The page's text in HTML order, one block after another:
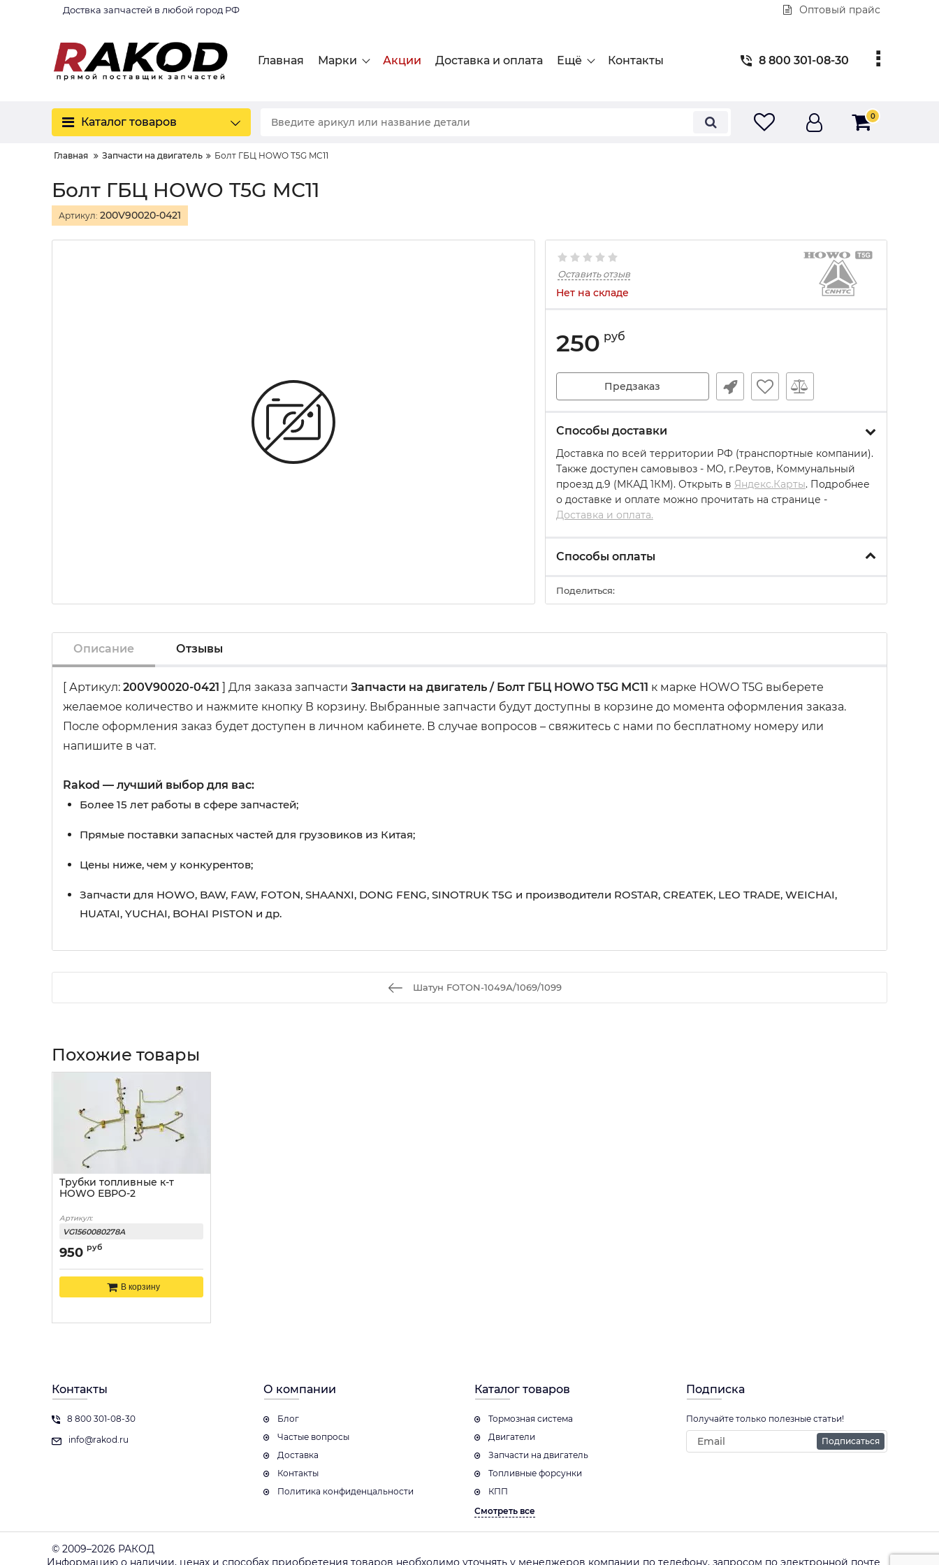
Доствка запчастей в любой город РФ Оптовый прайс
Главная Марки Акции Доставка и оплата Ещё Контакты 8 800 301-08-30
Каталог товаров 0
Главная Запчасти на двигатель Болт ГБЦ HOWO T5G MC11
Болт ГБЦ HOWO T5G MC11
Артикул: 200V90020-0421
Оставить отзыв
Нет на складе
250 руб
Предзаказ
Способы доставки
Доставка по всей территории РФ (транспортные компании).
Также доступен самовывоз - МО, г.Реутов, Коммунальный
проезд д.9 (МКАД 1КМ). Открыть в Яндекс.Карты. Подробнее
о доставке и оплате можно прочитать на странице -
Доставка и оплата.
Способы оплаты
Поделиться:
Описание Отзывы
[ Артикул: 200V90020-0421 ] Для заказа запчасти Запчасти на двигатель / Болт ГБЦ HOWO T5G MC11 к марке HOWO T5G выберете
желаемое количество и нажмите кнопку В корзину. Выбранные запчасти будут доступны в корзине до момента оформления заказа.
После оформления заказ будет доступен в личном кабинете. В случае вопросов – свяжитесь с нами по бесплатному номеру или
напишите в чат.
Rakod — лучший выбор для вас:
Более 15 лет работы в сфере запчастей;
Прямые поставки запасных частей для грузовиков из Китая;
Цены ниже, чем у конкурентов;
Запчасти для HOWO, BAW, FAW, FOTON, SHAANXI, DONG FENG, SINOTRUK T5G и производители ROSTAR, CREATEK, LEO TRADE, WEICHAI,
HUATAI, YUCHAI, BOHAI PISTON и др.
Шатун FOTON-1049А/1069/1099
Похожие товары
Трубки топливные к-т
HOWO ЕВРО-2
Артикул:
VG1560080278A
950 руб
В корзину
Контакты
8 800 301-08-30
info@rakod.ru
О компании
Блог
Частые вопросы
Доставка
Контакты
Политика конфиденцальности
Каталог товаров
Тормозная система
Двигатели
Запчасти на двигатель
Топливные форсунки
КПП
Смотреть все
Подписка
Получайте только полезные статьи!
Подписаться
© 2009–2026 РАКОД